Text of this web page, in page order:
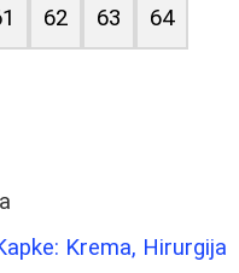
62 63 64
Krema, Hirurgija